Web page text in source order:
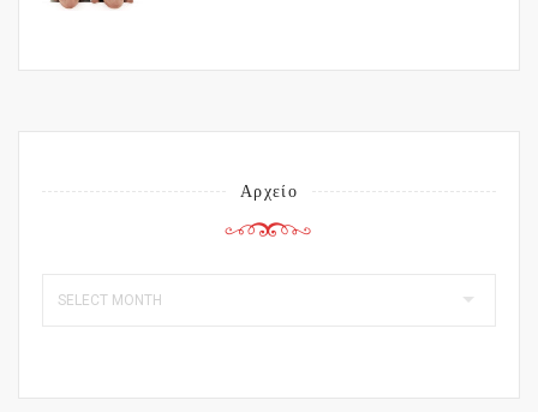
Αρχείο